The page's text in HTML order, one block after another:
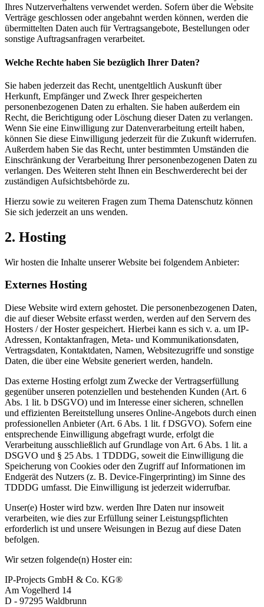
Ihres Nutzerverhaltens verwendet werden. Sofern über die Website
Verträge geschlossen oder angebahnt werden können, werden die
übermittelten Daten auch für Vertragsangebote, Bestellungen oder
sonstige Auftragsanfragen verarbeitet.
Welche Rechte haben Sie bezüglich Ihrer Daten?
Sie haben jederzeit das Recht, unentgeltlich Auskunft über
Herkunft, Empfänger und Zweck Ihrer gespeicherten
personenbezogenen Daten zu erhalten. Sie haben außerdem ein
Recht, die Berichtigung oder Löschung dieser Daten zu verlangen.
Wenn Sie eine Einwilligung zur Datenverarbeitung erteilt haben,
können Sie diese Einwilligung jederzeit für die Zukunft widerrufen.
Außerdem haben Sie das Recht, unter bestimmten Umständen die
Einschränkung der Verarbeitung Ihrer personenbezogenen Daten zu
verlangen. Des Weiteren steht Ihnen ein Beschwerderecht bei der
zuständigen Aufsichtsbehörde zu.
Hierzu sowie zu weiteren Fragen zum Thema Datenschutz können
Sie sich jederzeit an uns wenden.
2. Hosting
Wir hosten die Inhalte unserer Website bei folgendem Anbieter:
Externes Hosting
Diese Website wird extern gehostet. Die personenbezogenen Daten,
die auf dieser Website erfasst werden, werden auf den Servern des
Hosters / der Hoster gespeichert. Hierbei kann es sich v. a. um IP-
Adressen, Kontaktanfragen, Meta- und Kommunikationsdaten,
Vertragsdaten, Kontaktdaten, Namen, Websitezugriffe und sonstige
Daten, die über eine Website generiert werden, handeln.
Das externe Hosting erfolgt zum Zwecke der Vertragserfüllung
gegenüber unseren potenziellen und bestehenden Kunden (Art. 6
Abs. 1 lit. b DSGVO) und im Interesse einer sicheren, schnellen
und effizienten Bereitstellung unseres Online-Angebots durch einen
professionellen Anbieter (Art. 6 Abs. 1 lit. f DSGVO). Sofern eine
entsprechende Einwilligung abgefragt wurde, erfolgt die
Verarbeitung ausschließlich auf Grundlage von Art. 6 Abs. 1 lit. a
DSGVO und § 25 Abs. 1 TDDDG, soweit die Einwilligung die
Speicherung von Cookies oder den Zugriff auf Informationen im
Endgerät des Nutzers (z. B. Device-Fingerprinting) im Sinne des
TDDDG umfasst. Die Einwilligung ist jederzeit widerrufbar.
Unser(e) Hoster wird bzw. werden Ihre Daten nur insoweit
verarbeiten, wie dies zur Erfüllung seiner Leistungspflichten
erforderlich ist und unsere Weisungen in Bezug auf diese Daten
befolgen.
Wir setzen folgende(n) Hoster ein:
IP-Projects GmbH & Co. KG®
Am Vogelherd 14
D - 97295 Waldbrunn